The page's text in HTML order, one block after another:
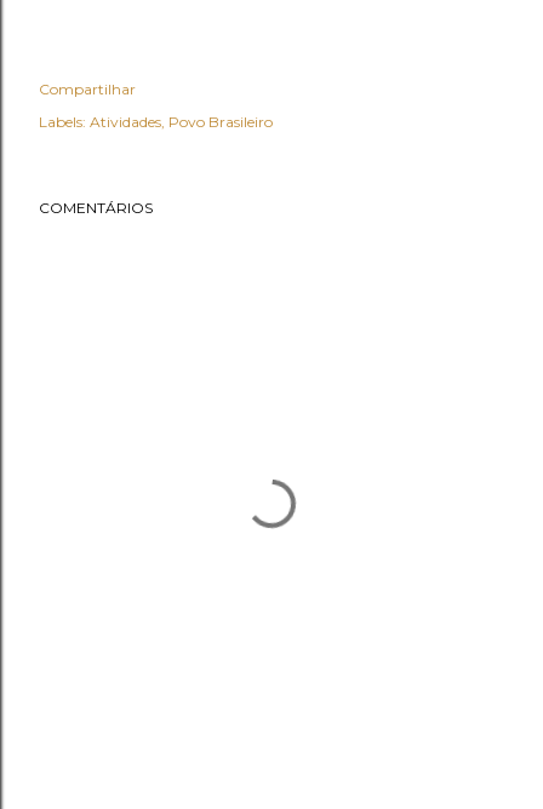
Compartilhar
Labels: Atividades Povo Brasileiro
COMENTÁRIOS